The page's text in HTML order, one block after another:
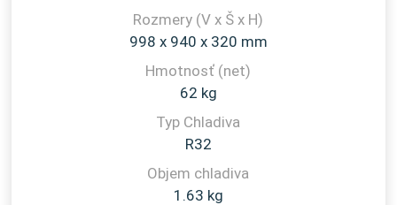
998 x 940 x 320 mm
62 kg
R32
1.63 kg